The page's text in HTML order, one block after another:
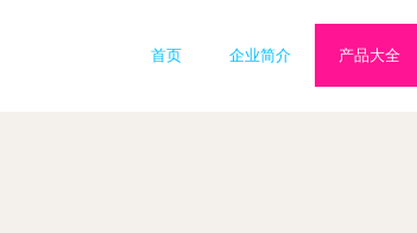
首页 企业简介 产品大全